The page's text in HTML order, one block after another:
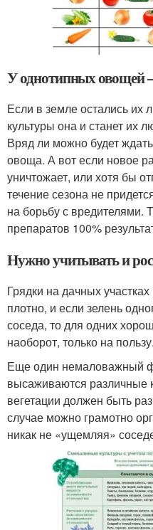
У однотипных овощей
Если в земле остались их
культуры она и станет их
Вряд ли можно будет
овоща. А вот если новое
уничтожает, или хотя бы
течение сезона не
на борьбу с вредителями.
препаратов 100%
Нужно учитывать и
Грядки на дачных
плотно, и если зелень
соседа, то для одних
наоборот, только на пользу.
Еще один немаловажный
высаживаются различные
вегетации должен быть
случае можно грамотно
никак не «ущемляя»